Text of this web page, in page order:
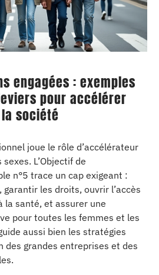
engagées : exemples
pour accélérer
société
joue le rôle d’accélérateur
L’Objectif de
n°5 trace un cap exigeant :
garantir les droits, ouvrir l’accès
la santé, et assurer une
pour toutes les femmes et les
aussi bien les stratégies
des grandes entreprises et des